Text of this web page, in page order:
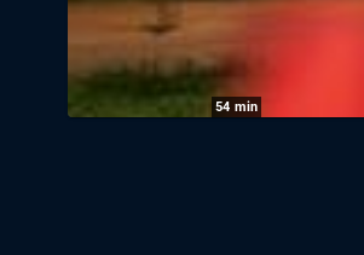
07.08.2026|ZDF
54 min